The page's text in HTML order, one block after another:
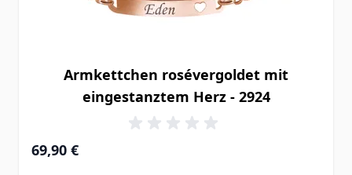
Armkettchen rosévergoldet mit
eingestanztem Herz - 2924
69,90 €